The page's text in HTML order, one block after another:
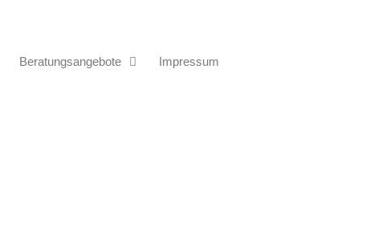
Beratungsangebote Impressum